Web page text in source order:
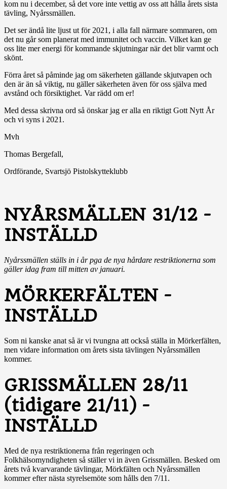
kom nu i december, så det vore inte vettig av oss att hålla årets sista
tävling, Nyårssmällen.
Det ser ändå lite ljust ut för 2021, i alla fall närmare sommaren, om
det nu går som planerat med immunitet och vaccin. Vilket kan ge
oss lite mer energi för kommande skjutningar när det blir varmt och
skönt.
Förra året så påminde jag om säkerheten gällande skjutvapen och
den är än så viktig, nu gäller säkerheten även för oss själva med
avstånd och försiktighet. Var rädd om er!
Med dessa skrivna ord så önskar jag er alla en riktigt Gott Nytt År
och vi syns i 2021.
Mvh
Thomas Bergefall,
Ordförande, Svartsjö Pistolskytteklubb
NYÅRSMÄLLEN 31/12 -
INSTÄLLD
Nyårssmällen ställs in i år pga de nya hårdare restriktionerna som
gäller idag fram till mitten av januari.
MÖRKERFÄLTEN -
INSTÄLLD
Som ni kanske anat så är vi tvungna att också ställa in Mörkerfälten,
men vidare information om årets sista tävlingen Nyårssmällen
kommer.
GRISSMÄLLEN 28/11
(tidigare 21/11) -
INSTÄLLD
Med de nya restriktionerna från regeringen och
Folkhälsomyndigheten så ställer vi in även Grissmällen. Besked om
årets två kvarvarande tävlingar, Mörkfälten och Nyårssmällen
kommer efter nästa styrelsemöte som hålls den 7/11.